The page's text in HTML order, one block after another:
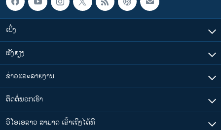
ເບິ່ງ
ຟັງສຽງ
ຂ່າວແລະລາຍງານ
ຕິດຕໍ່ພວກເຮົາ
ວີໂອເອລາວ ສາມາດ ເຂົ້າເຖິງໄດ້ທີ່